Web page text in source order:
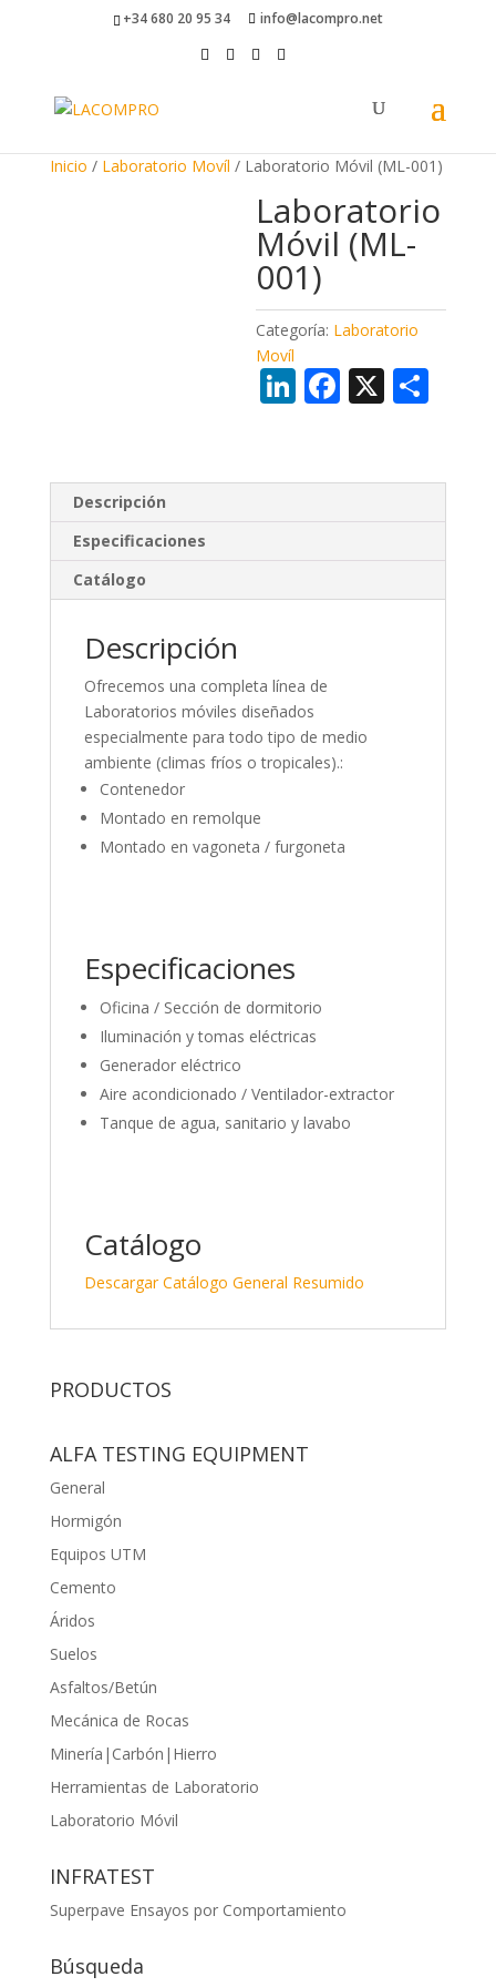
+34 680 20 95 34 info@lacompro.net
Inicio / Laboratorio Movíl / Laboratorio Móvil (ML-001)
Laboratorio
Móvil (ML-
001)
Categoría: Laboratorio
Movíl
Li
e
dI
n
F
b
o
o
k
X
p
ar
ti
r
Descripción
Especificaciones
Catálogo
Descripción
Ofrecemos una completa línea de
Laboratorios móviles diseñados
especialmente para todo tipo de medio
ambiente (climas fríos o tropicales).:
Contenedor
Montado en remolque
Montado en vagoneta / furgoneta
Especificaciones
Oficina / Sección de dormitorio
Iluminación y tomas eléctricas
Generador eléctrico
Aire acondicionado / Ventilador-extractor
Tanque de agua, sanitario y lavabo
Catálogo
Descargar Catálogo General Resumido
PRODUCTOS
ALFA TESTING EQUIPMENT
General
Hormigón
Equipos UTM
Cemento
Áridos
Suelos
Asfaltos/Betún
Mecánica de Rocas
Minería|Carbón|Hierro
Herramientas de Laboratorio
Laboratorio Móvil
INFRATEST
Superpave Ensayos por Comportamiento
Búsqueda